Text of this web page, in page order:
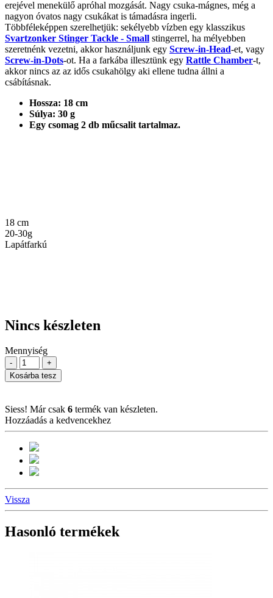
erejével menekülő apróhal mozgását. Nagy csuka-mágnes, még a
nagyon óvatos nagy csukákat is támadásra ingerli.
Többféleképpen szerelhetjük: sekélyebb vízben egy klasszikus
Svartzonker Stinger Tackle - Small stingerrel, ha mélyebben
szeretnénk vezetni, akkor használjunk egy Screw-in-Head-et, vagy
Screw-in-Dots-ot. Ha a farkába illesztünk egy Rattle Chamber-t,
akkor nincs az az idős csukahölgy aki ellene tudna állni a
csábításnak.
Hossza: 18 cm
Súlya: 30 g
Egy csomag 2 db műcsalit tartalmaz.
18 cm
20-30g
Lapátfarkú
Nincs készleten
Mennyiség
-
+
Kosárba tesz
Siess! Már csak 6 termék van készleten.
Hozzáadás a kedvencekhez
Vissza
Hasonló termékek